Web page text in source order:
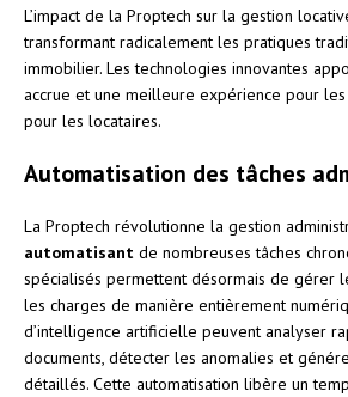
L’impact de la Proptech sur la gestion
transformant radicalement les pratiques
immobilier. Les technologies innovantes
accrue et une meilleure expérience pour
pour les locataires.
Automatisation des tâches
La Proptech révolutionne la gestion
automatisant de nombreuses tâches
spécialisés permettent désormais de gérer
les charges de manière entièrement
d’intelligence artificielle peuvent analyser
documents, détecter les anomalies et
détaillés. Cette automatisation libère un